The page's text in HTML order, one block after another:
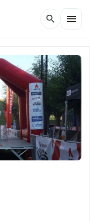
search menu